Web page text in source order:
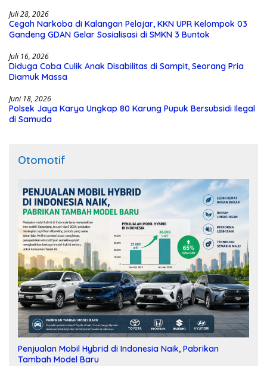
Juli 28, 2026
Cegah Narkoba di Kalangan Pelajar, KKN UPR Kelompok 03
Gandeng GDAN Gelar Sosialisasi di SMKN 3 Buntok
Juli 16, 2026
Diduga Coba Culik Anak Disabilitas di Sampit, Seorang Pria
Diamuk Massa
Juni 18, 2026
Polsek Jaya Karya Ungkap 80 Karung Pupuk Bersubsidi Ilegal
di Samuda
Otomotif
Penjualan Mobil Hybrid di Indonesia Naik, Pabrikan
Tambah Model Baru